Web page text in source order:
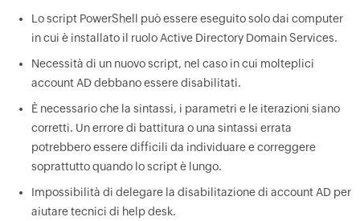
Lo script PowerShell può essere eseguito solo dai computer
in cui è installato il ruolo Active Directory Domain Services.
Necessità di un nuovo script, nel caso in cui molteplici
account AD debbano essere disabilitati.
È necessario che la sintassi, i parametri e le iterazioni siano
corretti. Un errore di battitura o una sintassi errata
potrebbero essere difficili da individuare e correggere
soprattutto quando lo script è lungo.
Impossibilità di delegare la disabilitazione di account AD per
aiutare tecnici di help desk.